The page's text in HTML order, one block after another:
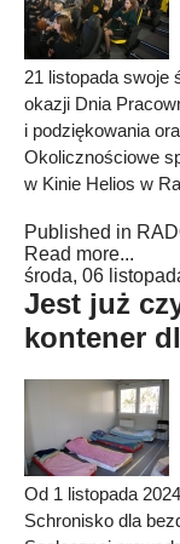
21 listopada swoje
okazji Dnia
i podziękowania
Okolicznościowe
w Kinie Helios w
Published in
Read more...
środa, 06
Jest już
kontener
Od 1 listopada
Schronisko dla